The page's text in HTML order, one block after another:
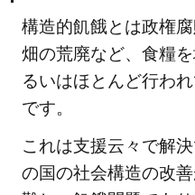
減
2.2
持続
な農
業の
推進
構造的飢餓とは政権
畑の荒廃など、食糧
るいはほとんど行わ
です。
これは支援云々で解
の国の社会構造の改